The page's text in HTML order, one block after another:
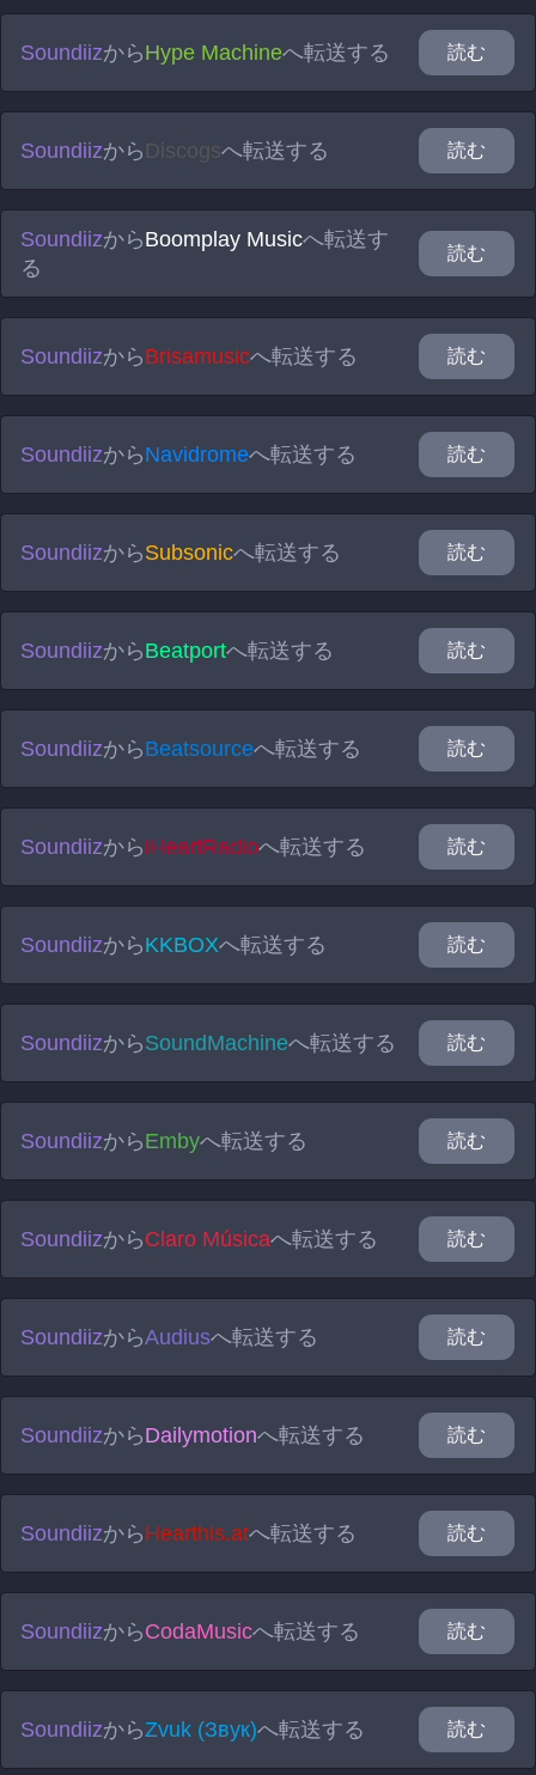
SoundiizからHype Machineへ転送する 読む
Soundiizから Discogsへ転送する 読む
SoundiizからBoomplay Musicへ転送す
る
読む
SoundiizからBrisamusicへ転送する 読む
SoundiizからNavidromeへ転送する 読む
SoundiizからSubsonicへ転送する 読む
SoundiizからBeatportへ転送する 読む
SoundiizからBeatsourceへ転送する 読む
SoundiizからiHeartRadioへ転送する 読む
SoundiizからKKBOXへ転送する 読む
SoundiizからSoundMachineへ転送する 読む
SoundiizからEmbyへ転送する 読む
SoundiizからClaro Músicaへ転送する 読む
SoundiizからAudiusへ転送する 読む
SoundiizからDailymotionへ転送する 読む
SoundiizからHearthis.atへ転送する 読む
SoundiizからCodaMusicへ転送する 読む
SoundiizからZvuk (Звук)へ転送する 読む